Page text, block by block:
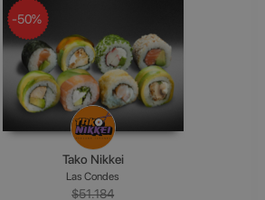
-50%
Tako Nikkei
Las Condes
$51.184